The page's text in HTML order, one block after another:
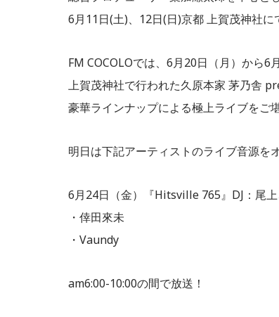
6月11日(土)、12日(日)京都 上賀茂神社に
FM COCOLOでは、6月20日（月）から6
上賀茂神社で行われた久原本家 茅乃舎
豪華ラインナップによる極上ライブをご
明日は下記アーティストのライブ音源を
6月24日（金）『Hitsville 765』DJ：尾上
・倖田來未
・Vaundy
am6:00-10:00の間で放送！